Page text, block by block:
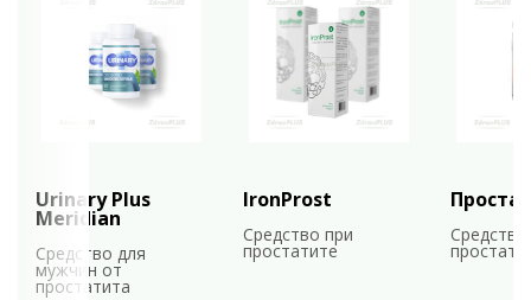
Urinary Plus
Meridian
Средство для
мужчин от
простатита
IronProst
Средство при
простатите